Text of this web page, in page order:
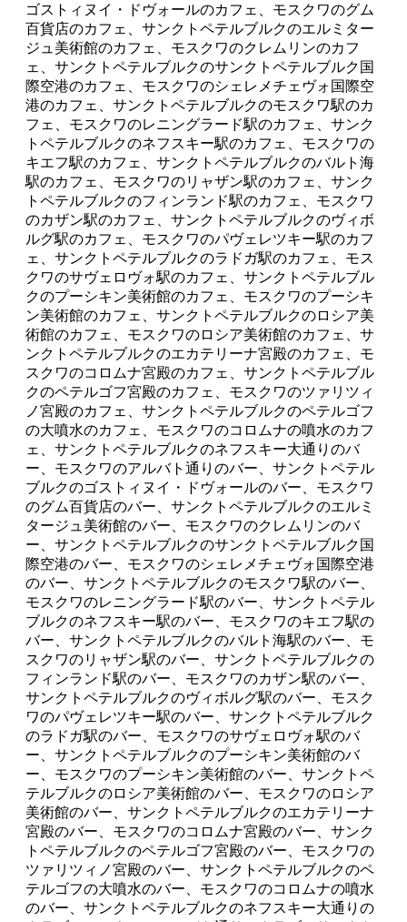
ゴストィヌイ・ドヴォールのカフェ、モスクワのグム
百貨店のカフェ、サンクトペテルブルクのエルミター
ジュ美術館のカフェ、モスクワのクレムリンのカフ
ェ、サンクトペテルブルクのサンクトペテルブルク国
際空港のカフェ、モスクワのシェレメチェヴォ国際空
港のカフェ、サンクトペテルブルクのモスクワ駅のカ
フェ、モスクワのレニングラード駅のカフェ、サンク
トペテルブルクのネフスキー駅のカフェ、モスクワの
キエフ駅のカフェ、サンクトペテルブルクのバルト海
駅のカフェ、モスクワのリャザン駅のカフェ、サンク
トペテルブルクのフィンランド駅のカフェ、モスクワ
のカザン駅のカフェ、サンクトペテルブルクのヴィボ
ルグ駅のカフェ、モスクワのパヴェレツキー駅のカフ
ェ、サンクトペテルブルクのラドガ駅のカフェ、モス
クワのサヴェロヴォ駅のカフェ、サンクトペテルブル
クのプーシキン美術館のカフェ、モスクワのプーシキ
ン美術館のカフェ、サンクトペテルブルクのロシア美
術館のカフェ、モスクワのロシア美術館のカフェ、サ
ンクトペテルブルクのエカテリーナ宮殿のカフェ、モ
スクワのコロムナ宮殿のカフェ、サンクトペテルブル
クのペテルゴフ宮殿のカフェ、モスクワのツァリツィ
ノ宮殿のカフェ、サンクトペテルブルクのペテルゴフ
の大噴水のカフェ、モスクワのコロムナの噴水のカフ
ェ、サンクトペテルブルクのネフスキー大通りのバ
ー、モスクワのアルバト通りのバー、サンクトペテル
ブルクのゴストィヌイ・ドヴォールのバー、モスクワ
のグム百貨店のバー、サンクトペテルブルクのエルミ
タージュ美術館のバー、モスクワのクレムリンのバ
ー、サンクトペテルブルクのサンクトペテルブルク国
際空港のバー、モスクワのシェレメチェヴォ国際空港
のバー、サンクトペテルブルクのモスクワ駅のバー、
モスクワのレニングラード駅のバー、サンクトペテル
ブルクのネフスキー駅のバー、モスクワのキエフ駅の
バー、サンクトペテルブルクのバルト海駅のバー、モ
スクワのリャザン駅のバー、サンクトペテルブルクの
フィンランド駅のバー、モスクワのカザン駅のバー、
サンクトペテルブルクのヴィボルグ駅のバー、モスク
ワのパヴェレツキー駅のバー、サンクトペテルブルク
のラドガ駅のバー、モスクワのサヴェロヴォ駅のバ
ー、サンクトペテルブルクのプーシキン美術館のバ
ー、モスクワのプーシキン美術館のバー、サンクトペ
テルブルクのロシア美術館のバー、モスクワのロシア
美術館のバー、サンクトペテルブルクのエカテリーナ
宮殿のバー、モスクワのコロムナ宮殿のバー、サンク
トペテルブルクのペテルゴフ宮殿のバー、モスクワの
ツァリツィノ宮殿のバー、サンクトペテルブルクのペ
テルゴフの大噴水のバー、モスクワのコロムナの噴水
のバー、サンクトペテルブルクのネフスキー大通りの